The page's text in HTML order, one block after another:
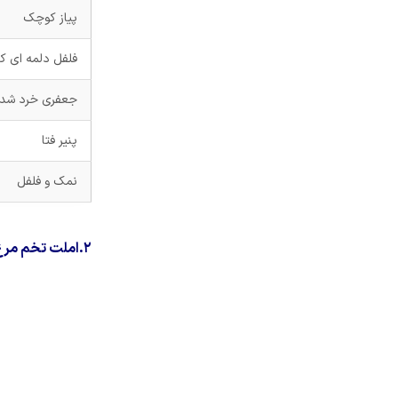
پیاز کوچک
فلفل دلمه ای
جعفری خرد
پنیر فتا
نمک و فلفل
۲.املت تخم مرغ و اسفناج